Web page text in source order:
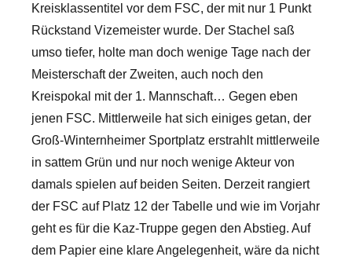
Kreisklassentitel vor dem FSC, der mit nur 1 Punkt
Rückstand Vizemeister wurde. Der Stachel saß
umso tiefer, holte man doch wenige Tage nach der
Meisterschaft der Zweiten, auch noch den
Kreispokal mit der 1. Mannschaft… Gegen eben
jenen FSC. Mittlerweile hat sich einiges getan, der
Groß-Winternheimer Sportplatz erstrahlt mittlerweile
in sattem Grün und nur noch wenige Akteur von
damals spielen auf beiden Seiten. Derzeit rangiert
der FSC auf Platz 12 der Tabelle und wie im Vorjahr
geht es für die Kaz-Truppe gegen den Abstieg. Auf
dem Papier eine klare Angelegenheit, wäre da nicht